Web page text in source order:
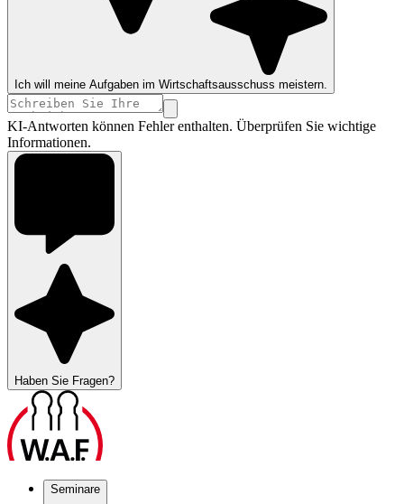
Ich will meine Aufgaben im Wirtschaftsausschuss meistern.
KI-Antworten können Fehler enthalten. Überprüfen Sie wichtige
Informationen.
Haben Sie Fragen?
Seminare